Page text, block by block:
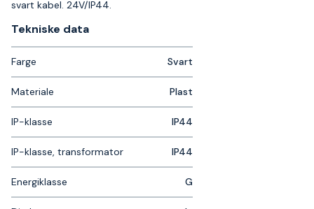
svart kabel. 24V/IP44.
Tekniske data​
Farge Svart
Materiale Plast
IP-klasse IP44
IP-klasse, transformator IP44
Energiklasse G